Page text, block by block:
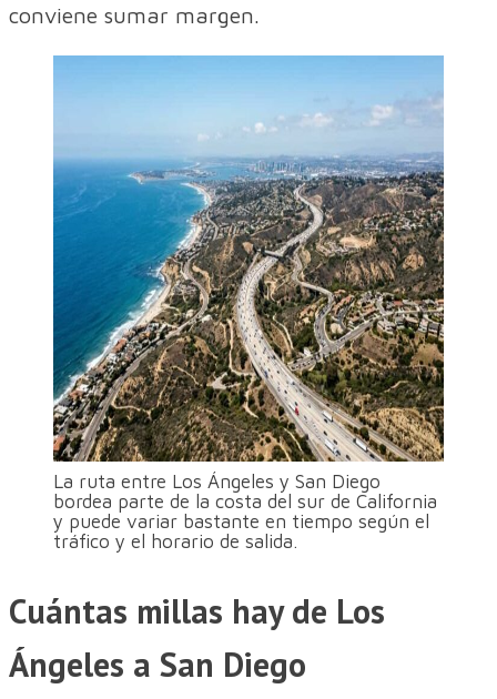
conviene sumar margen.
La ruta entre Los Ángeles y San Diego
bordea parte de la costa del sur de California
y puede variar bastante en tiempo según el
tráfico y el horario de salida.
Cuántas millas hay de Los
Ángeles a San Diego